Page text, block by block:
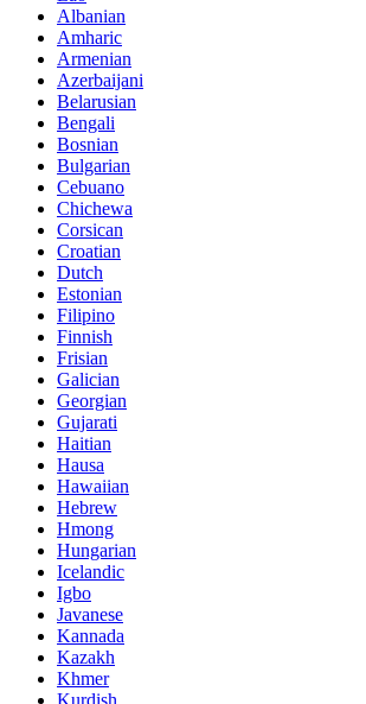
Albanian
Amharic
Armenian
Azerbaijani
Belarusian
Bengali
Bosnian
Bulgarian
Cebuano
Chichewa
Corsican
Croatian
Dutch
Estonian
Filipino
Finnish
Frisian
Galician
Georgian
Gujarati
Haitian
Hausa
Hawaiian
Hebrew
Hmong
Hungarian
Icelandic
Igbo
Javanese
Kannada
Kazakh
Khmer